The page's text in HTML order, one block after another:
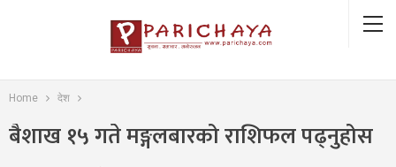
Home देश
बैशाख १५ गते मङ्गलबारको राशिफल पढ्नुहोस